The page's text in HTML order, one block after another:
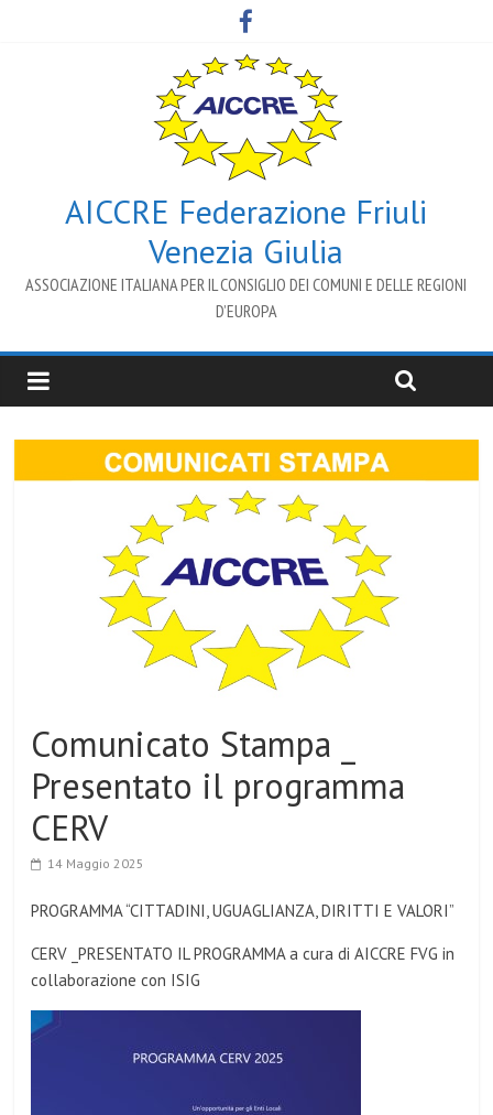
AICCRE Federazione Friuli
Venezia Giulia
ASSOCIAZIONE ITALIANA PER IL CONSIGLIO DEI COMUNI E DELLE REGIONI
D’EUROPA
Comunicato Stampa _
Presentato il programma
CERV
14 Maggio 2025
PROGRAMMA “CITTADINI, UGUAGLIANZA, DIRITTI E VALORI”
CERV _PRESENTATO IL PROGRAMMA a cura di AICCRE FVG in
collaborazione con ISIG